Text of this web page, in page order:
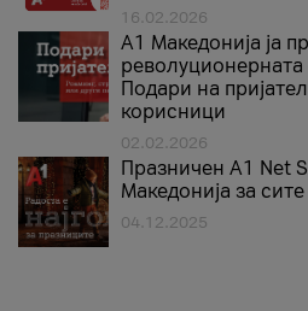
16.02.2026
А1 Македонија ја
Подари на
корисници
02.02.2026
Празничен A1 Net
Македонија за
04.12.2025